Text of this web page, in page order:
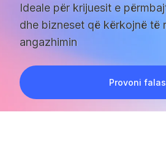
Ideale për krijuesit e
dhe bizneset që kërkojnë të
angazhimin
Provoni falas